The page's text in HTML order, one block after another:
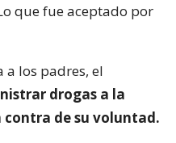
que fue aceptado por
los padres, el
drogas a la
de su voluntad.